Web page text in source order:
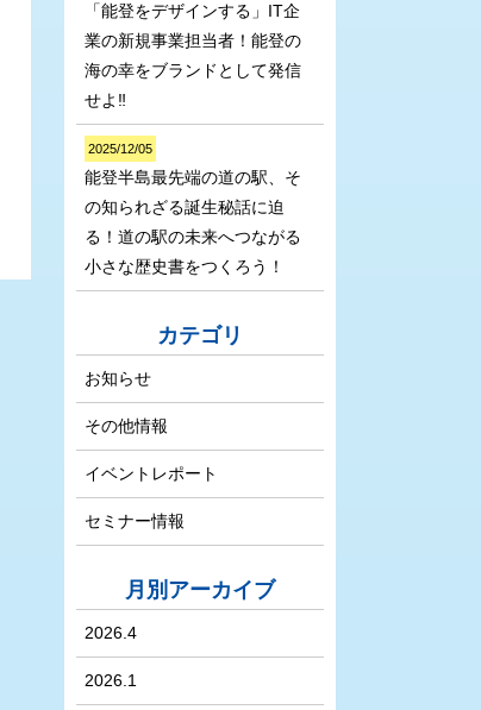
「能登をデザインする」IT企
業の新規事業担当者！能登の
海の幸をブランドとして発信
せよ‼
2025/12/05
能登半島最先端の道の駅、そ
の知られざる誕生秘話に迫
る！道の駅の未来へつながる
小さな歴史書をつくろう！
カテゴリ
お知らせ
その他情報
イベントレポート
セミナー情報
月別アーカイブ
2026.4
2026.1